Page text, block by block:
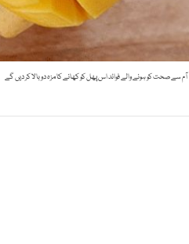
آم سے صحت کو ہونے والے فوائد اس پھل کو کھانے کا مزہ دوبالا کر دیں گے